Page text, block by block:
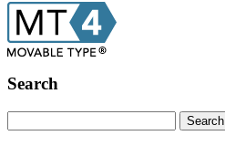
Search